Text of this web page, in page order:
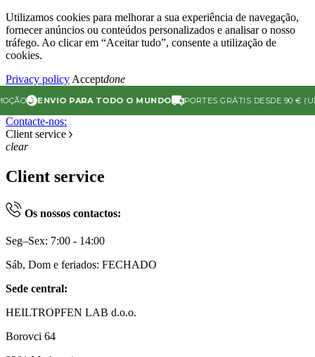
Utilizamos cookies para melhorar a sua experiência de navegação,
fornecer anúncios ou conteúdos personalizados e analisar o nosso
tráfego. Ao clicar em “Aceitar tudo”, consente a utilização de
cookies.
Privacy policy Acceptdone
ENVIO PARA TODO O MUNDO PORTES GRÁTIS DESDE 90 € (UE)
Contacte-nos:
Client service
clear
Client service
Os nossos contactos:
Seg–Sex: 7:00 - 14:00
Sáb, Dom e feriados: FECHADO
Sede central:
HEILTROPFEN LAB d.o.o.
Borovci 64